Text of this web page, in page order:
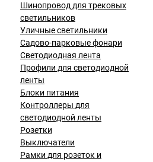
Шинопровод для трековых
светильников
Уличные светильники
Садово-парковые фонари
Светодиодная лента
Профили для светодиодной
ленты
Блоки питания
Контроллеры для
светодиодной ленты
Розетки
Выключатели
Рамки для розеток и